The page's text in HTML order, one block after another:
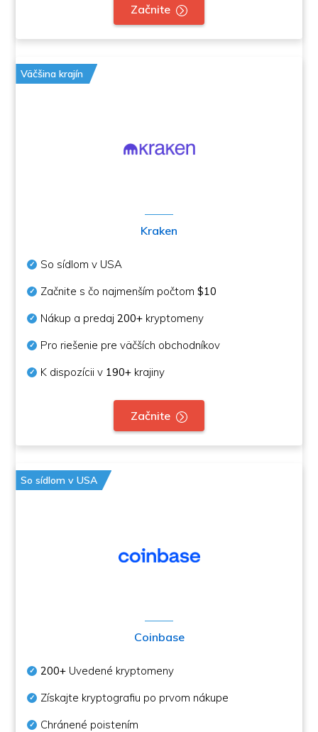
Začnite
Väčšina krajín
Kraken
So sídlom v USA
Začnite s čo najmenším počtom$10
Nákup a predaj200+ kryptomeny
Pro riešenie pre väčších obchodníkov
K dispozícii v 190+ krajiny
Začnite
So sídlom v USA
Coinbase
200+ Uvedené kryptomeny
Získajte kryptografiu po prvom nákupe
Chránené poistením